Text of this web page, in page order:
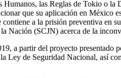
las Reglas de Tokio o
que su aplicación en México
a la prisión preventiva en
Nación (SCJN) acerca de la
a partir del proyecto
Ley de Seguridad Nacional, así